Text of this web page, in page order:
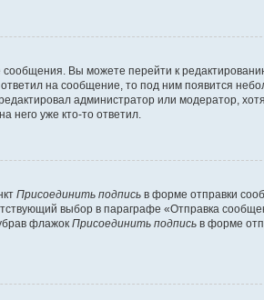
Вы можете перейти к
на сообщение, то под ним появится
администратор или модератор,
него уже кто-то ответил.
Присоединить подпись в форме отправки
выбор в параграфе «Отправка
флажок Присоединить подпись в форме